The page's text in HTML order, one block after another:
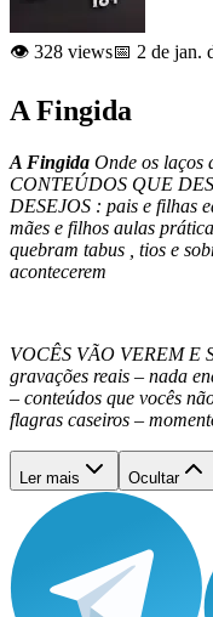
👁️ 328 views📅 2 de jan.
A Fingida
A Fingida Onde os laços
CONTEÚDOS QUE
DESEJOS : pais e filhas
mães e filhos aulas
quebram tabus , tios e
acontecerem
VOCÊS VÃO VEREM E
gravações reais – nada
– conteúdos que vocês
flagras caseiros –
Ler mais Ocultar